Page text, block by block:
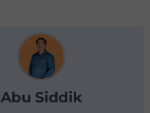
Abu Siddik